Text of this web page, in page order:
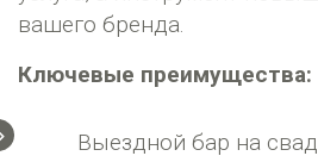
вашего бренда.
Ключевые преимущества:
Выездной бар на